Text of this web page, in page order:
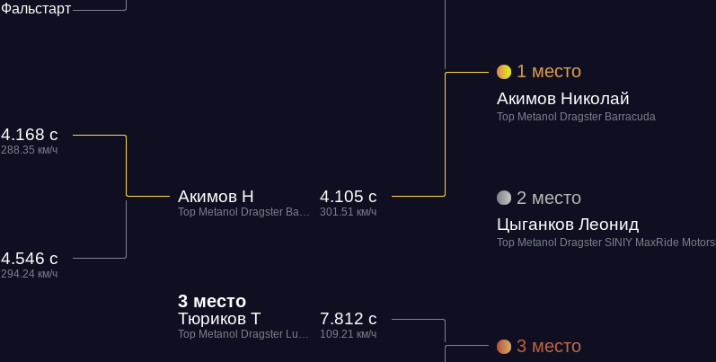
RDRC
Racepark
27.08.2026
Siberia
Dragway
14.08.2026 —
16.08.2026
Фальстарт
4.168 с
288.35 км/ч
4.546 с
294.24 км/ч
Акимов Н
Top Metanol Dragster Barracuda
4.105 с
301.51 км/ч
3 место
Тюриков Т
Top Metanol Dragster Lucifer RDRC Technology
7.812 с
109.21 км/ч
1 место
Акимов Николай
Top Metanol Dragster Barracuda
2 место
Цыганков Леонид
Top Metanol Dragster SINIY MaxRide
3 место